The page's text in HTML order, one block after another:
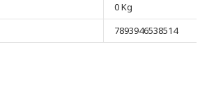
0 Kg
7893946538514